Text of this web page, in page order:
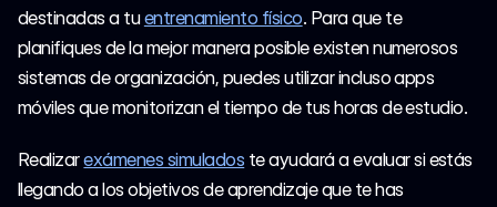
destinadas a tu entrenamiento físico. Para que te
planifiques de la mejor manera posible existen numerosos
sistemas de organización, puedes utilizar incluso apps
móviles que monitorizan el tiempo de tus horas de estudio.
Realizar exámenes simulados te ayudará a evaluar si estás
llegando a los objetivos de aprendizaje que te has